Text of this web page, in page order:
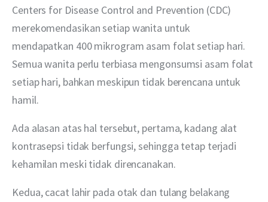
Centers for Disease Control and Prevention (CDC)
merekomendasikan setiap wanita untuk
mendapatkan 400 mikrogram asam folat setiap hari.
Semua wanita perlu terbiasa mengonsumsi asam folat
setiap hari, bahkan meskipun tidak berencana untuk
hamil.
Ada alasan atas hal tersebut, pertama, kadang alat
kontrasepsi tidak berfungsi, sehingga tetap terjadi
kehamilan meski tidak direncanakan.
Kedua, cacat lahir pada otak dan tulang belakang